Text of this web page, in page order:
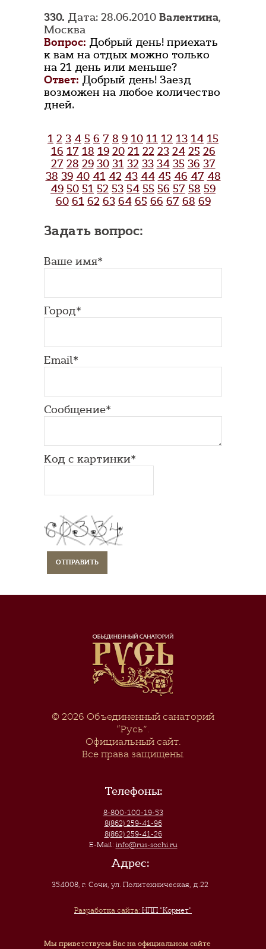
330. Дата: 28.06.2010 Валентина,
Москва
Вопрос: Добрый день! приехать
к вам на отдых можно только
на 21 день или меньше?
Ответ: Добрый день! Заезд
возможен на любое количество
дней.
1 2 3 4 5 6 7 8 9 10 11 12 13 14 15
16 17 18 19 20 21 22 23 24 25 26
27 28 29 30 31 32 33 34 35 36 37
38 39 40 41 42 43 44 45 46 47 48
49 50 51 52 53 54 55 56 57 58 59
60 61 62 63 64 65 66 67 68 69
Задать вопрос:
Ваше имя*
Город*
Email*
Сообщение*
Код с картинки*
© 2026 Объединенный санаторий
“Русь”.
Официальный сайт.
Все права защищены.
Телефоны:
8-800-100-19-53
8(862) 259-41-96
8(862) 259-41-26
E-Mail: info@rus-sochi.ru
Адрес:
354008, г. Сочи,ул. Политехническая, д.22
Разработка сайта: НПП "Корнет"
Мы приветствуем Вас на официальном сайте